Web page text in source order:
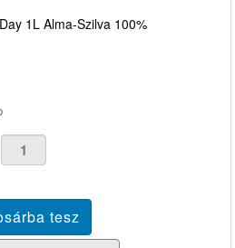
1L Alma-Szilva 100%